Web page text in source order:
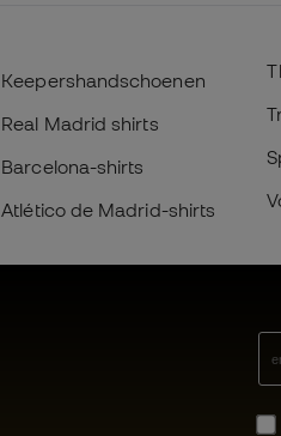
Keepershandschoenen
Real Madrid shirts
Barcelona-shirts
Atlético de Madrid-shirts